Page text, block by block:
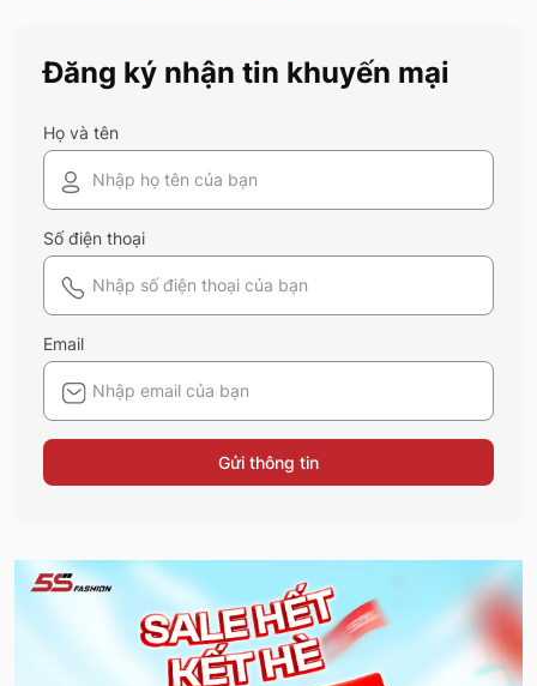
của 5S Fashion dưới đây.
Đăng ký nhận tin khuyến mại
Họ và tên
Số điện thoại
Email
Gửi thông tin